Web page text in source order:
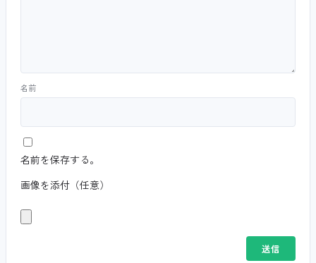
名前
名前を保存する。
画像を添付（任意）